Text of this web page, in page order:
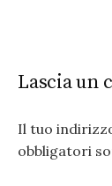
Lascia un
Il tuo
obbligatori